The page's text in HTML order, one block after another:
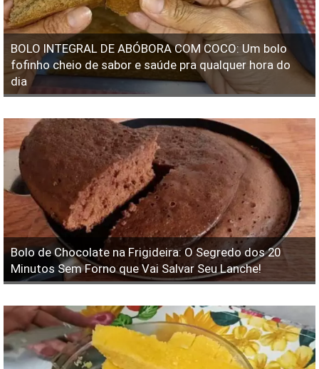
BOLO INTEGRAL DE ABÓBORA COM COCO: Um bolo
fofinho cheio de sabor e saúde pra qualquer hora do
dia
Bolo de Chocolate na Frigideira: O Segredo dos 20
Minutos Sem Forno que Vai Salvar Seu Lanche!